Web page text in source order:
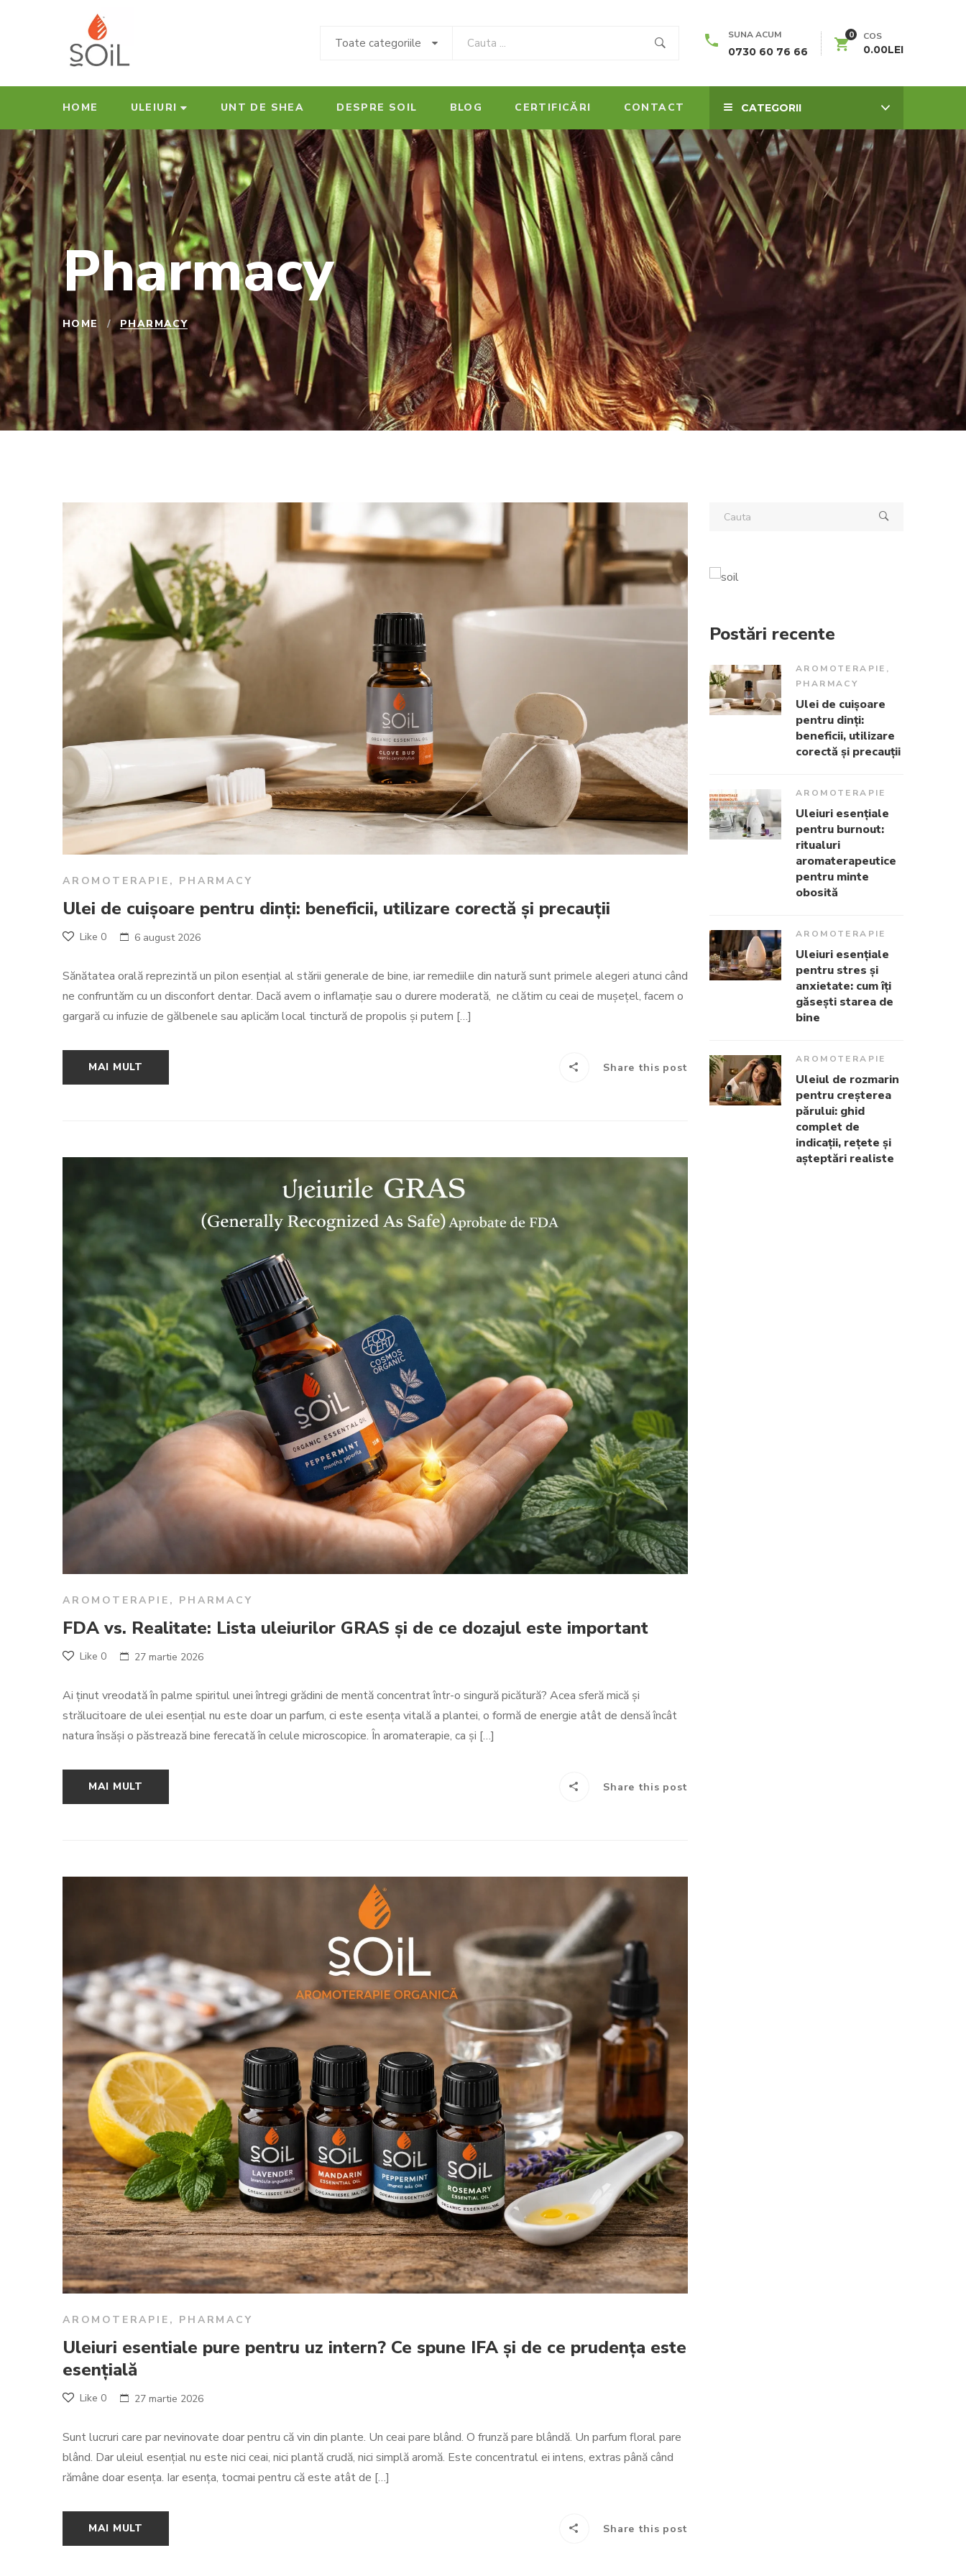
Toate categoriile
SUNA ACUM
0730 60 76 66
0 COS
0.00LEI
HOME ULEIURI UNT DE SHEA DESPRE SOIL BLOG CERTIFICĂRI CONTACT CATEGORII
Pharmacy
HOME / PHARMACY
AROMOTERAPIE , PHARMACY
Ulei de cuișoare pentru dinți: beneficii, utilizare corectă și precauții
Like 0 6 august 2026
Sănătatea orală reprezintă un pilon esențial al stării generale de bine, iar remediile din natură sunt primele alegeri atunci când
ne confruntăm cu un disconfort dentar. Dacă avem o inflamație sau o durere moderată, ne clătim cu ceai de mușețel, facem o
gargară cu infuzie de gălbenele sau aplicăm local tinctură de propolis și putem […]
MAI MULT Share this post
AROMOTERAPIE , PHARMACY
FDA vs. Realitate: Lista uleiurilor GRAS și de ce dozajul este important
Like 0 27 martie 2026
Ai ținut vreodată în palme spiritul unei întregi grădini de mentă concentrat într-o singură picătură? Acea sferă mică și
strălucitoare de ulei esențial nu este doar un parfum, ci este esența vitală a plantei, o formă de energie atât de densă încât
natura însăși o păstrează bine ferecată în celule microscopice. În aromaterapie, ca și […]
MAI MULT Share this post
AROMOTERAPIE , PHARMACY
Uleiuri esentiale pure pentru uz intern? Ce spune IFA și de ce prudența este
esențială
Like 0 27 martie 2026
Sunt lucruri care par nevinovate doar pentru că vin din plante. Un ceai pare blând. O frunză pare blândă. Un parfum floral pare
blând. Dar uleiul esențial nu este nici ceai, nici plantă crudă, nici simplă aromă. Este concentratul ei intens, extras până când
rămâne doar esența. Iar esența, tocmai pentru că este atât de […]
MAI MULT Share this post
Postări recente
AROMOTERAPIE ,
PHARMACY
Ulei de cuișoare
pentru dinți:
beneficii, utilizare
corectă și precauții
AROMOTERAPIE
Uleiuri esențiale
pentru burnout:
ritualuri
aromaterapeutice
pentru minte
obosită
AROMOTERAPIE
Uleiuri esențiale
pentru stres și
anxietate: cum îți
găsești starea de
bine
AROMOTERAPIE
Uleiul de rozmarin
pentru creșterea
părului: ghid
complet de
indicații, rețete și
așteptări realiste